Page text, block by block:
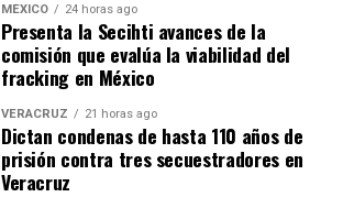
MÉXICO 24 horas ago
Presenta la Secihti avances de la
comisión que evalúa la viabilidad del
fracking en México
VERACRUZ 21 horas ago
Dictan condenas de hasta 110 años de
prisión contra tres secuestradores en
Veracruz